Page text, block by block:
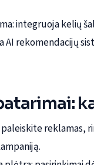
integruoja kelių
AI rekomendacijų
reklamas,